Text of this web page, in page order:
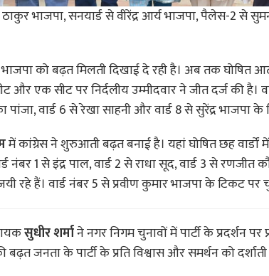
भाजपा, सनयार्ड से वीरेंद्र आर्य भाजपा, पैलेस-2 से
को बढ़त मिलती दिखाई दे रही है। अब तक घोषित
और एक सीट पर निर्दलीय उम्मीदवार ने जीत दर्ज की है।
पांजा, वार्ड 6 से रेखा साहनी और वार्ड 8 से सुरेंद्र भाजपा
में कांग्रेस ने शुरुआती बढ़त बनाई है। यहां घोषित छह
नंबर 1 से इंद्र पाल, वार्ड 2 से राधा सूद, वार्ड 3 से रणजीत
रहे हैं। वार्ड नंबर 5 से प्रवीण कुमार भाजपा के टिकट पर
सुधीर शर्माने नगर निगम चुनावों में पार्टी के प्रदर्शन
बढ़त जनता के पार्टी के प्रति विश्वास और समर्थन को दर्शाती